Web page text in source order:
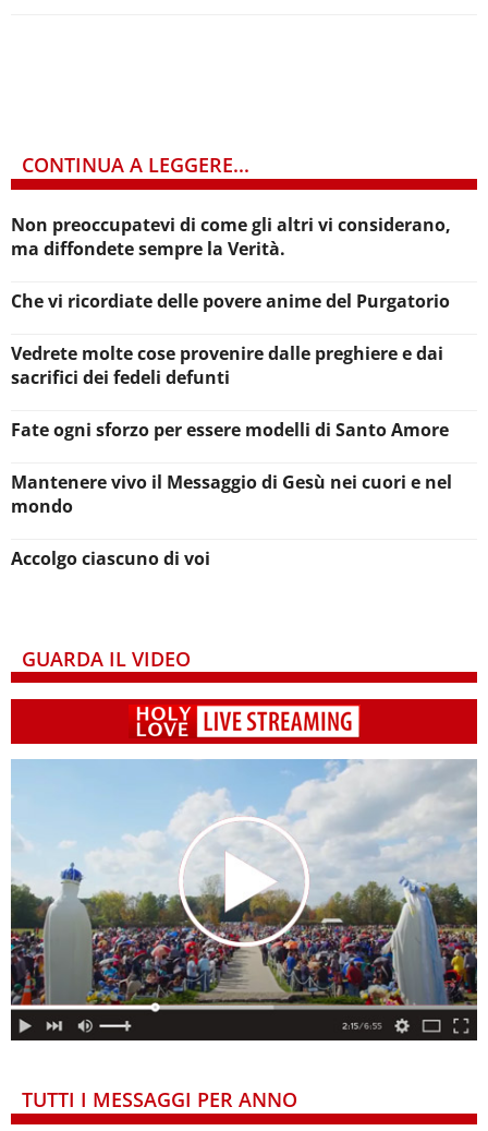
CONTINUA A LEGGERE...
Non preoccupatevi di come gli altri vi considerano,
ma diffondete sempre la Verità.
Che vi ricordiate delle povere anime del Purgatorio
Vedrete molte cose provenire dalle preghiere e dai
sacrifici dei fedeli defunti
Fate ogni sforzo per essere modelli di Santo Amore
Mantenere vivo il Messaggio di Gesù nei cuori e nel
mondo
Accolgo ciascuno di voi
GUARDA IL VIDEO
TUTTI I MESSAGGI PER ANNO